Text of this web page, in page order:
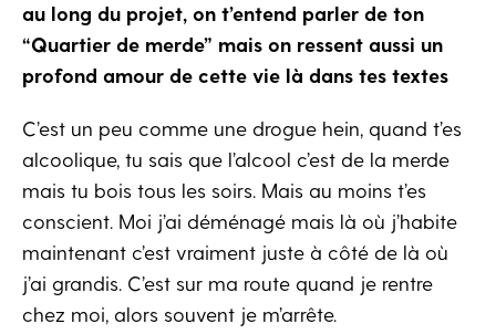
au long du projet, on t’entend parler de ton
“Quartier de merde” mais on ressent aussi un
profond amour de cette vie là dans tes textes
C’est un peu comme une drogue hein, quand t’es
alcoolique, tu sais que l’alcool c’est de la merde
mais tu bois tous les soirs. Mais au moins t’es
conscient. Moi j’ai déménagé mais là où j’habite
maintenant c’est vraiment juste à côté de là où
j’ai grandis. C’est sur ma route quand je rentre
chez moi, alors souvent je m’arrête.